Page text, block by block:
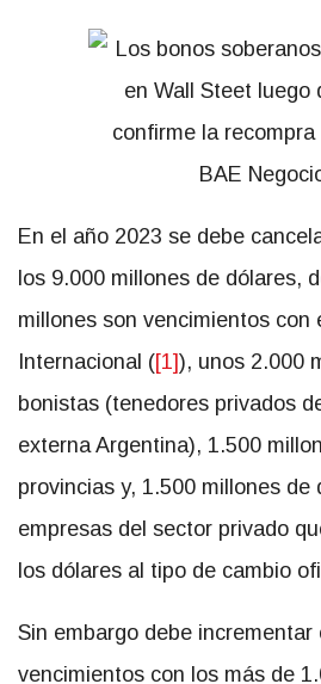
En el año 2023 se debe
los 9.000 millones de dólares,
millones son vencimientos con
Internacional ([1]), unos 2.000
bonistas (tenedores privados
externa Argentina), 1.500
provincias y, 1.500 millones de
empresas del sector privado
los dólares al tipo de cambio
Sin embargo debe
vencimientos con los más de